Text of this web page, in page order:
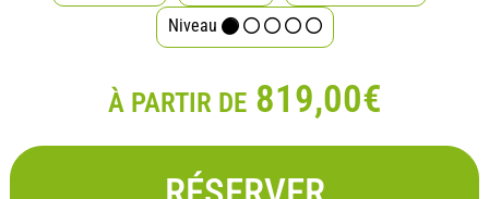
Niveau
À PARTIR DE819,00€